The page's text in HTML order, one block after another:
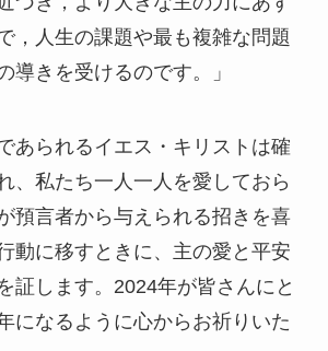
，人生の課題や最も複雑な問題
導きを受けるのです。」
あられるイエス・キリストは確
、私たち一人一人を愛しておら
預言者から与えられる招きを喜
動に移すときに、主の愛と平安
証します。2024年が皆さんにと
になるように心からお祈りいた